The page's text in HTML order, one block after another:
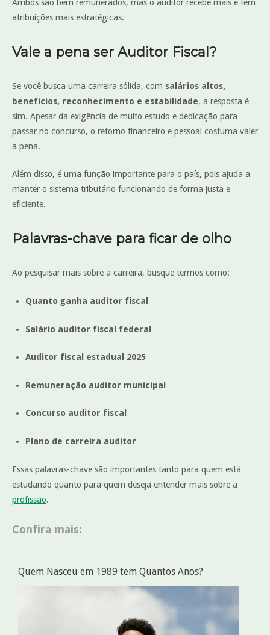
Ambos são bem remunerados, mas o auditor recebe mais e tem
atribuições mais estratégicas.
Vale a pena ser Auditor Fiscal?
Se você busca uma carreira sólida, com salários altos,
benefícios, reconhecimento e estabilidade, a resposta é
sim. Apesar da exigência de muito estudo e dedicação para
passar no concurso, o retorno financeiro e pessoal costuma valer
a pena.
Além disso, é uma função importante para o país, pois ajuda a
manter o sistema tributário funcionando de forma justa e
eficiente.
Palavras-chave para ficar de olho
Ao pesquisar mais sobre a carreira, busque termos como:
Quanto ganha auditor fiscal
Salário auditor fiscal federal
Auditor fiscal estadual 2025
Remuneração auditor municipal
Concurso auditor fiscal
Plano de carreira auditor
Essas palavras-chave são importantes tanto para quem está
estudando quanto para quem deseja entender mais sobre a
profissão.
Confira mais:
Quem Nasceu em 1989 tem Quantos Anos?